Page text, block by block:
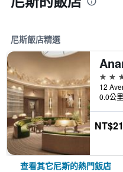
尼斯飯店精選
5星級
0.0公
查看其它尼斯的熱門飯店